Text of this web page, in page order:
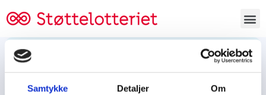
Samtykke Detaljer Om